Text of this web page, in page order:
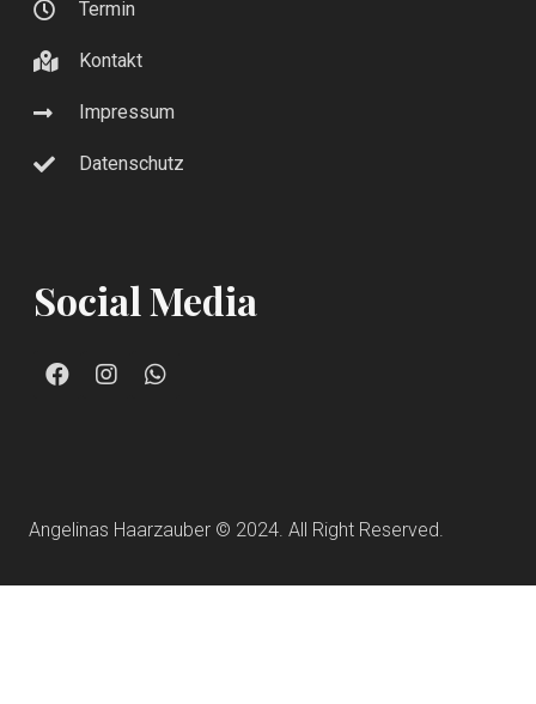
Termin
Kontakt
Impressum
Datenschutz
Social Media
Angelinas Haarzauber © 2024. All Right Reserved.